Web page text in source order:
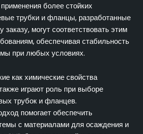
более стойких
трубки и фланцы, разработанные
могут соответствовать этим
обеспечивая стабильность
при любых условиях.
как химические свойства
играют роль при выборе
трубок и фланцев.
помогает обеспечить
с материалами для осаждения и